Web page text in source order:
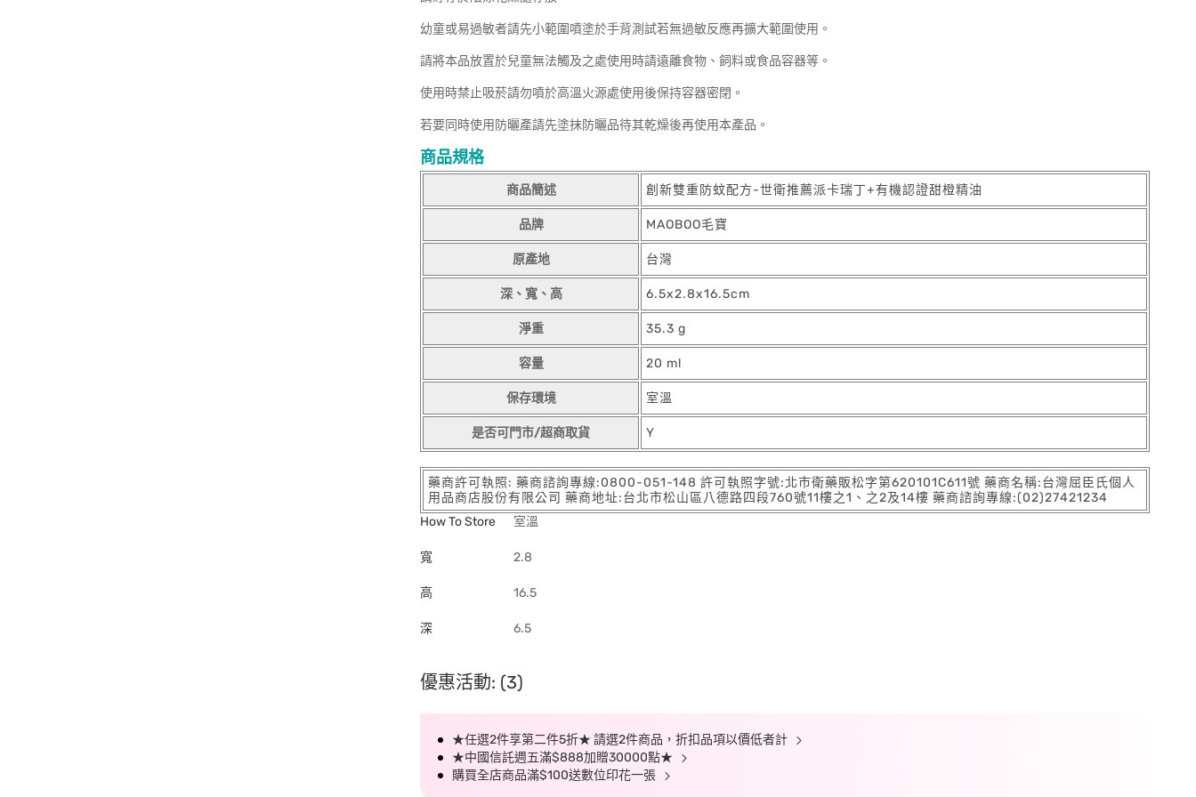
幼童或易過敏者請先小範圍噴塗於手背測試若無過敏反應再擴大範圍使用。
請將本品放置於兒童無法觸及之處使用時請遠離食物、飼料或食品容器等。
使用時禁止吸菸請勿噴於高溫火源處使用後保持容器密閉。
若要同時使用防曬產請先塗抹防曬品待其乾燥後再使用本產品。
商品規格
商品簡述 創新雙重防蚊配方-世衛推薦派卡瑞丁+有機認證甜橙精油
品牌 MAOBOO毛寶
原產地 台灣
深、寬、高 6.5x2.8x16.5cm
淨重 35.3 g
容量 20 ml
保存環境 室溫
是否可門市/超商取貨 Y
藥商許可執照: 藥商諮詢專線:0800-051-148 許可執照字號:北市衛藥販松字第620101C611號 藥商名稱:台灣屈臣氏個人
用品商店股份有限公司 藥商地址:台北市松山區八德路四段760號11樓之1、之2及14樓 藥商諮詢專線:(02)27421234
How To Store
室溫
寬 2.8
高 16.5
深 6.5
優惠活動: (3)
★任選2件享第二件5折★ 請選2件商品，折扣品項以價低者計
★中國信託週五滿$888加贈30000點★
購買全店商品滿$100送數位印花一張